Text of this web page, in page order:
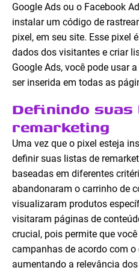
Google Ads ou o Facebook
instalar um código de
pixel, em seu site. Esse pixel
dados dos visitantes e criar
Google Ads, você pode usar
ser inserida em todas as
Definindo
remarketing
Uma vez que o pixel esteja
definir suas listas de
baseadas em diferentes
abandonaram o carrinho de
visualizaram produtos
visitaram páginas de
crucial, pois permite que
campanhas de acordo com
aumentando a relevância